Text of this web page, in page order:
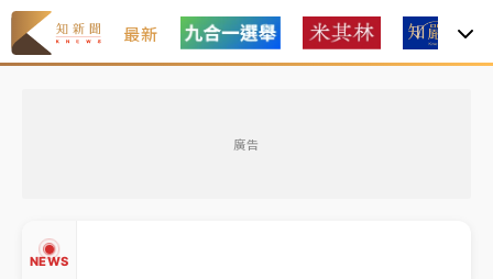
最新
廣告
NEWS
有片｜
連根拔起